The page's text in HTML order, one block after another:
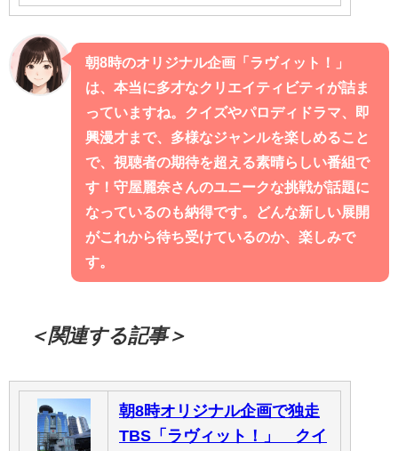
朝8時のオリジナル企画「ラヴィット！」
は、本当に多才なクリエイティビティが詰ま
っていますね。クイズやパロディドラマ、即
興漫才まで、多様なジャンルを楽しめること
で、視聴者の期待を超える素晴らしい番組で
す！守屋麗奈さんのユニークな挑戦が話題に
なっているのも納得です。どんな新しい展開
がこれから待ち受けているのか、楽しみで
す。
＜関連する記事＞
朝8時オリジナル企画で独走
TBS「ラヴィット！」 クイ